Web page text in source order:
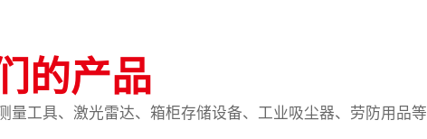
的产品
工具、激光雷达、箱柜存储设备、工业吸尘器、劳防用品等